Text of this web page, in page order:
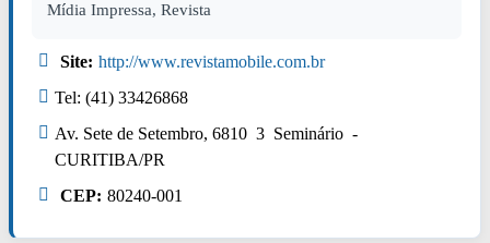
Mídia Impressa, Revista
Site: http://www.revistamobile.com.br
Tel: (41) 33426868
Av. Sete de Setembro, 6810 3 Seminário -
CURITIBA/PR
CEP: 80240-001